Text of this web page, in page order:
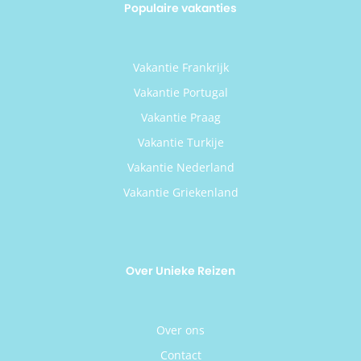
Populaire vakanties
Vakantie Frankrijk
Vakantie Portugal
Vakantie Praag
Vakantie Turkije
Vakantie Nederland
Vakantie Griekenland
Over Unieke Reizen
Over ons
Contact